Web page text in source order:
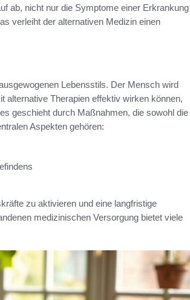
ab, nicht nur die Symptome einer Erkrankung
verleiht der alternativen Medizin einen
Lebensstils. Der Mensch wird
alternative Therapien effektiv wirken können,
geschieht durch Maßnahmen, die sowohl die
Aspekten gehören:
zu aktivieren und eine langfristige
medizinischen Versorgung bietet viele